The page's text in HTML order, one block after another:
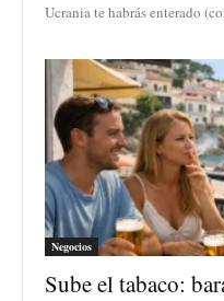
Ucrania te habrás enterado
Negocios
Sube el tabaco: